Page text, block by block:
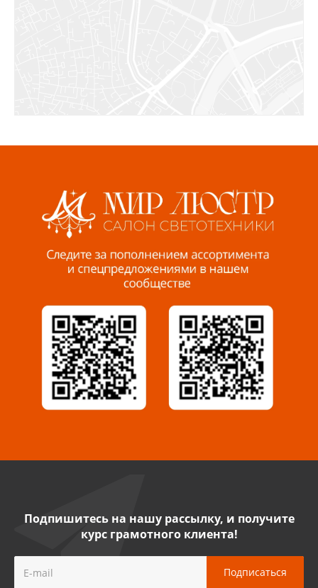
Пенза, ул. Пролетарская, 61 ТЦ "Стройбери"
Миасс, ул. Романенко, 95
8 922 500 30 39
Сызрань, ул. Декабристов, 1А
8 927 009 54 63
Саратов, ул. Танкистов, 37 (БЦ «Дикомп»)
Нефтекамск, ул. Ленина, 62
8 927 960 61 02
Подпишитесь на нашу рассылку, и получите
курс грамотного клиента!